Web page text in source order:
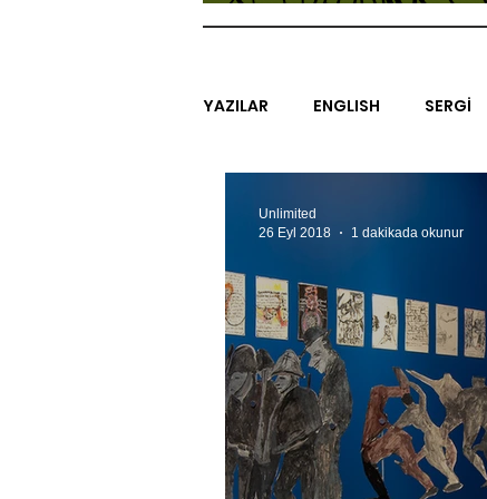
YAZILAR ENGLISH SERGİ
EGZERSİZLER
#GEÇMİŞTEBUGÜN XXY
SINIRSIZ ZİYARETLER
Unlimited
26 Eyl 2018
1 dakikada okunur